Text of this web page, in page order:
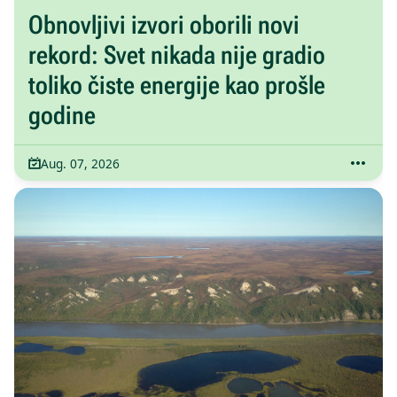
Obnovljivi izvori oborili novi
rekord: Svet nikada nije gradio
toliko čiste energije kao prošle
godine
Aug. 07, 2026